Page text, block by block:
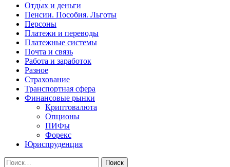
Отдых и деньги
Пенсии. Пособия. Льготы
Персоны
Платежи и переводы
Платежные системы
Почта и связь
Работа и заработок
Разное
Страхование
Транспортная сфера
Финансовые рынки
Криптовалюта
Опционы
ПИФы
Форекс
Юриспруденция
Найти: